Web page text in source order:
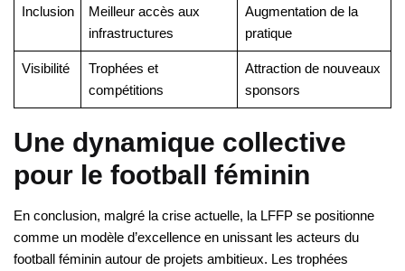
Inclusion
Meilleur accès aux
infrastructures
Augmentation de la
pratique
Visibilité
Trophées et
compétitions
Attraction de nouveaux
sponsors
Une dynamique collective
pour le football féminin
En conclusion, malgré la crise actuelle, la LFFP se positionne
comme un modèle d’excellence en unissant les acteurs du
football féminin autour de projets ambitieux. Les trophées